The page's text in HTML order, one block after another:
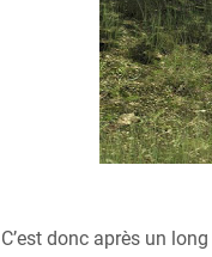
C’est donc après un